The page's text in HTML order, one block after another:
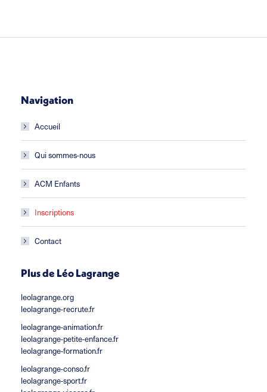
Navigation
Accueil
Qui sommes-nous
ACM Enfants
Inscriptions
Contact
Plus de Léo Lagrange
leolagrange.org
leolagrange-recrute.fr
leolagrange-animation.fr
leolagrange-petite-enfance.fr
leolagrange-formation.fr
leolagrange-conso.fr
leolagrange-sport.fr